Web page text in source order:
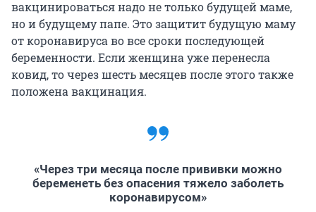
вакцинироваться надо не только будущей маме,
но и будущему папе. Это защитит будущую маму
от коронавируса во все сроки последующей
беременности. Если женщина уже перенесла
ковид, то через шесть месяцев после этого также
положена вакцинация.
«Через три месяца после прививки можно
беременеть без опасения тяжело заболеть
коронавирусом»